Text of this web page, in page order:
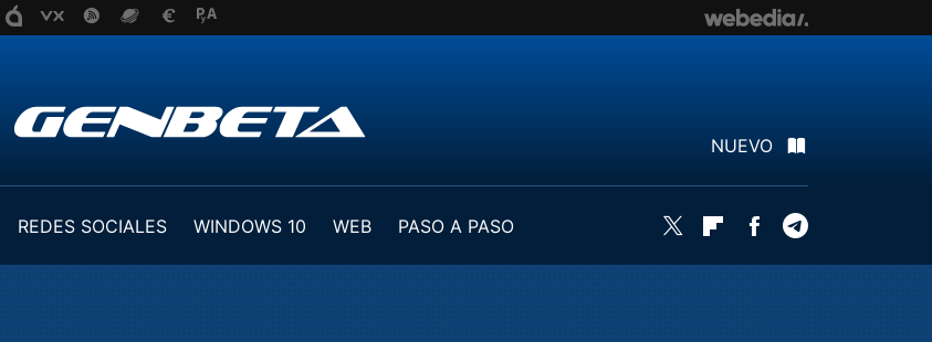
NUEVO
REDES SOCIALES WINDOWS 10 WEB
PASO A PASO
Twitter FlipboardFacebook